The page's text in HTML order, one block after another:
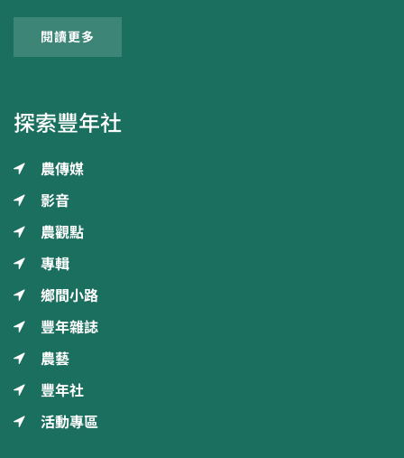
閱讀更多
探索豐年社
農傳媒
影音
農觀點
專輯
鄉間小路
豐年雜誌
農藝
豐年社
活動專區